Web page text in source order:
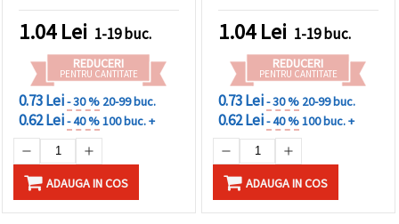
1.04Lei 1-19 buc.
REDUCERI
PENTRU CANTITATE
0.73 Lei- 30 % 20-99 buc.
0.62 Lei- 40 %100 buc. +
ADAUGA IN COS
1.04Lei 1-19 buc.
REDUCERI
PENTRU CANTITATE
0.73 Lei- 30 % 20-99 buc.
0.62 Lei- 40 %100 buc. +
ADAUGA IN COS